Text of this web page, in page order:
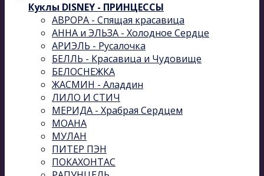
Куклы DISNEY - ПРИНЦЕССЫ
АВРОРА - Спящая красавица
АННА и ЭЛЬЗА - Холодное Сердце
АРИЭЛЬ - Русалочка
БЕЛЛЬ - Красавица и Чудовище
БЕЛОСНЕЖКА
ЖАСМИН - Аладдин
ЛИЛО И СТИЧ
МЕРИДА - Храбрая Сердцем
МОАНА
МУЛАН
ПИТЕР ПЭН
ПОКАХОНТАС